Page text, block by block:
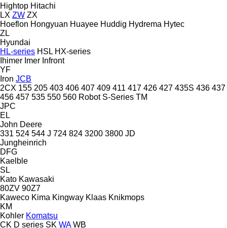
Hightop Hitachi
LX ZW ZX
Hoeflon Hongyuan Huayee Huddig Hydrema Hytec
ZL
Hyundai
HL-series HSL HX-series
Ihimer Imer Infront
YF
Iron JCB
2CX 155 205 403 406 407 409 411 417 426 427 435S 436 437
456 457 535 550 560 Robot S-Series TM
JPC
EL
John Deere
331 524 544 J 724 824 3200 3800 JD
Jungheinrich
DFG
Kaelble
SL
Kato Kawasaki
80ZV 90Z7
Kaweco Kima Kingway Klaas Knikmops
KM
Kohler Komatsu
CK D series SK WA WB